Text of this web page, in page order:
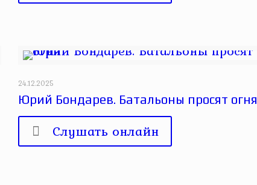
24.12.2025
Юрий Бондарев. Батальоны просят огня
Слушать онлайн